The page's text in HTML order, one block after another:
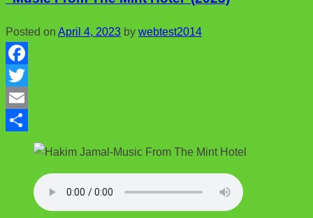
Posted on April 4, 2023 by webtest2014
F
a
c
T
w
E